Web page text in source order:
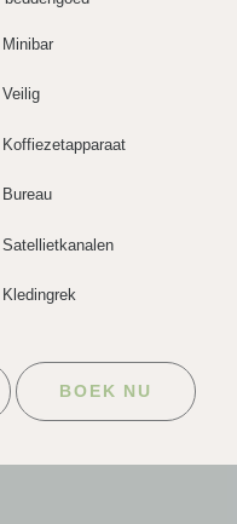
Minibar
Veilig
Koffiezetapparaat
Bureau
Satellietkanalen
Kledingrek
BOEK NU